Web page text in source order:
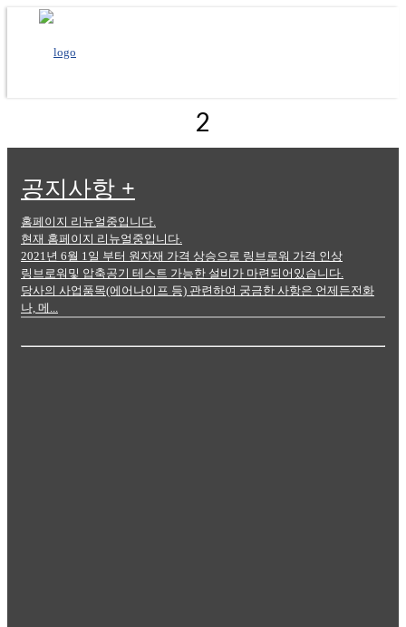
2
공지사항 +
홈페이지 리뉴얼중입니다.
현재 홈페이지 리뉴얼중입니다.
2021년 6월 1일 부터 원자재 가격 상승으로 링브로워 가격 인상
링브로워및 압축공기 테스트 가능한 설비가 마련되어있습니다.
당사의 사업품목(에어나이프 등) 관련하여 궁금한 사항은 언제든전화
나, 메...